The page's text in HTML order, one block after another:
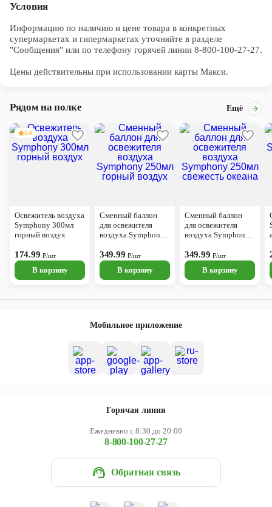
Условия
Информацию по наличию и цене товара в конкретных
супермаркетах и гипермаркетах уточняйте в разделе
"Сообщения" или по телефону горячей линии 8-800-100-27-27.
Цены действительны при использовании карты Макси.
Рядом на полке Ещё
5.0
Освежитель воздуха
Symphony 300мл
горный воздух
174.99 ₽/шт
В корзину
Сменный баллон
для освежителя
воздуха Symphony
воздух
349.99 ₽/шт
В корзину
Сменный баллон
для освежителя
воздуха Symphony
океана
349.99 ₽/шт
В корзину
Мобильное приложение
Горячая линия
Ежедневно с 8:30 до 20:00
8-800-100-27-27
Обратная связь